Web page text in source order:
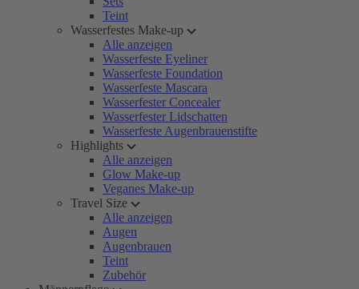
Teint
Wasserfestes Make-up
Alle anzeigen
Wasserfeste Eyeliner
Wasserfeste Foundation
Wasserfeste Mascara
Wasserfester Concealer
Wasserfester Lidschatten
Wasserfeste Augenbrauenstifte
Highlights
Alle anzeigen
Glow Make-up
Veganes Make-up
Travel Size
Alle anzeigen
Augen
Augenbrauen
Teint
Zubehör